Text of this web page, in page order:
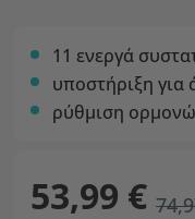
11 ενεργά
υποστήριξη για
ρύθμιση
53,99 €